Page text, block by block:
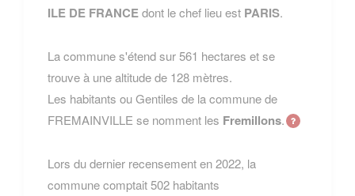
ILE DE FRANCEdont le chef lieu est PARIS.
La commune s'étend sur 561 hectares et se
trouve à une altitude de 128 mètres.
Les habitants ou Gentiles de la commune de
FREMAINVILLE se nomment les Fremillons.
Lors du dernier recensement en 2022, la
commune comptait 502 habitants